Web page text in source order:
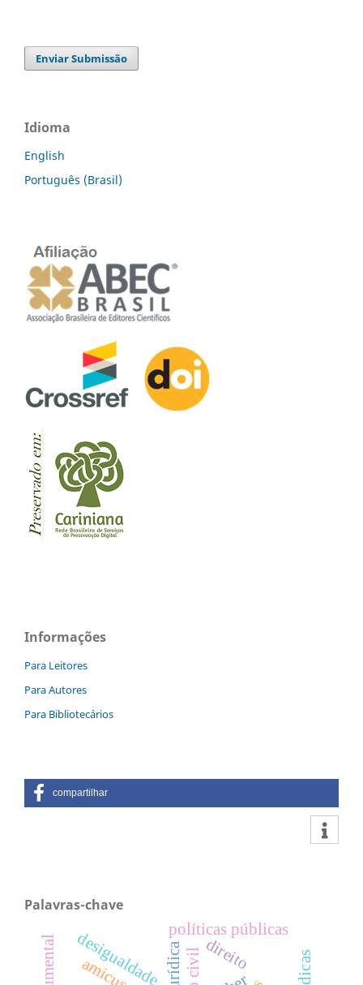
Enviar Submissão
Idioma
English
Português (Brasil)
Informações
Para Leitores
Para Autores
Para Bibliotecários
compartilhar
Palavras-chave
desigualdade direito
políticas públicas